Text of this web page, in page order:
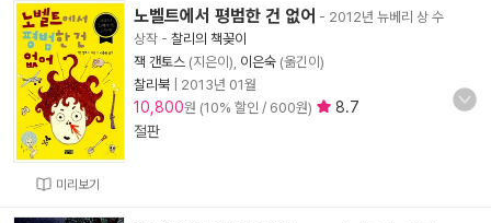
미리보기
노벨트에서 평범한 건 없어 - 2012년 뉴베리 상 수
상작 - 찰리의 책꽂이
잭 갠토스 (지은이), 이은숙 (옮긴이)
찰리북
2013년 01월
10,800원 (10% 할인 / 600원)
8.7
절판